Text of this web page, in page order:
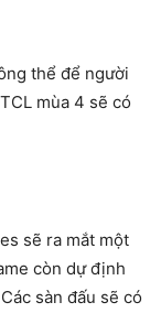
thể để người
mùa 4 sẽ có
sẽ ra mắt một
còn dự định
sàn đấu sẽ có